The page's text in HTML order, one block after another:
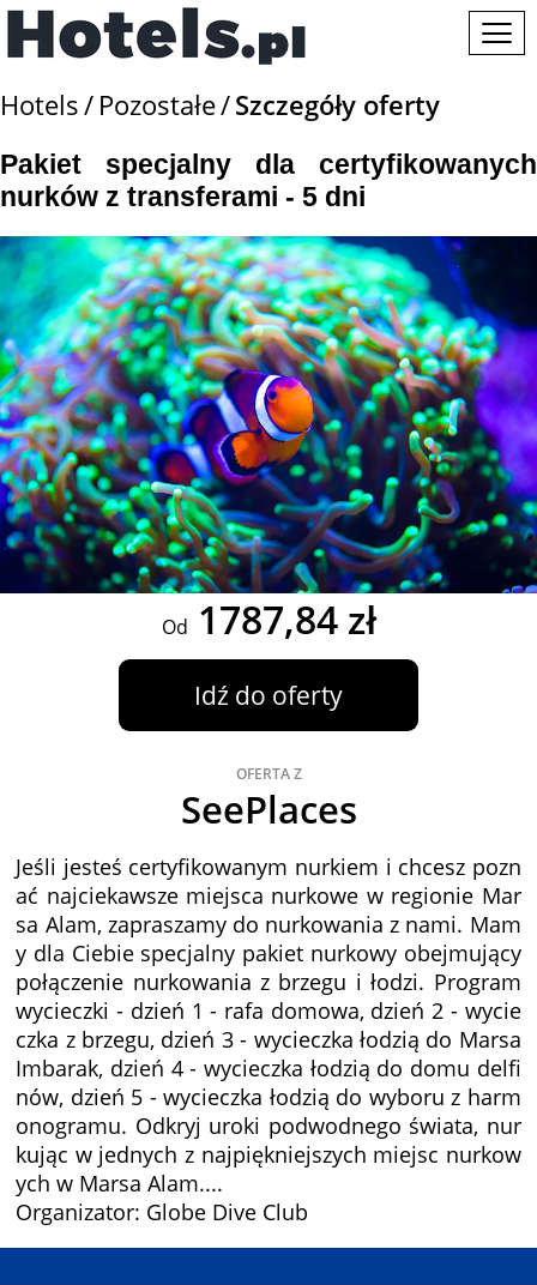
Hotels Pozostałe Szczegóły oferty
Pakiet specjalny dla certyfikowanych
nurków z transferami - 5 dni
Od 1787,84 zł
Idź do oferty
OFERTA Z
SeePlaces
Jeśli jesteś certyfikowanym nurkiem i chcesz pozn
ać najciekawsze miejsca nurkowe w regionie Mar
sa Alam, zapraszamy do nurkowania z nami. Mam
y dla Ciebie specjalny pakiet nurkowy obejmujący
połączenie nurkowania z brzegu i łodzi. Program
wycieczki - dzień 1 - rafa domowa, dzień 2 - wycie
czka z brzegu, dzień 3 - wycieczka łodzią do Marsa
Imbarak, dzień 4 - wycieczka łodzią do domu delfi
nów, dzień 5 - wycieczka łodzią do wyboru z harm
onogramu. Odkryj uroki podwodnego świata, nur
kując w jednych z najpiękniejszych miejsc nurkow
ych w Marsa Alam....
Organizator: Globe Dive Club